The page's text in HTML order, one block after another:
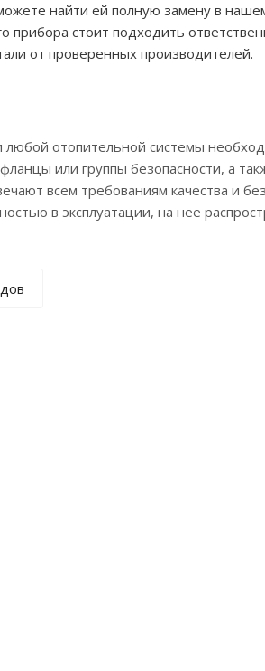
найти ей полную замену в нашем
прибора стоит подходить
от проверенных производителей.
отопительной системы
или группы безопасности, а
всем требованиям качества и
в эксплуатации, на нее